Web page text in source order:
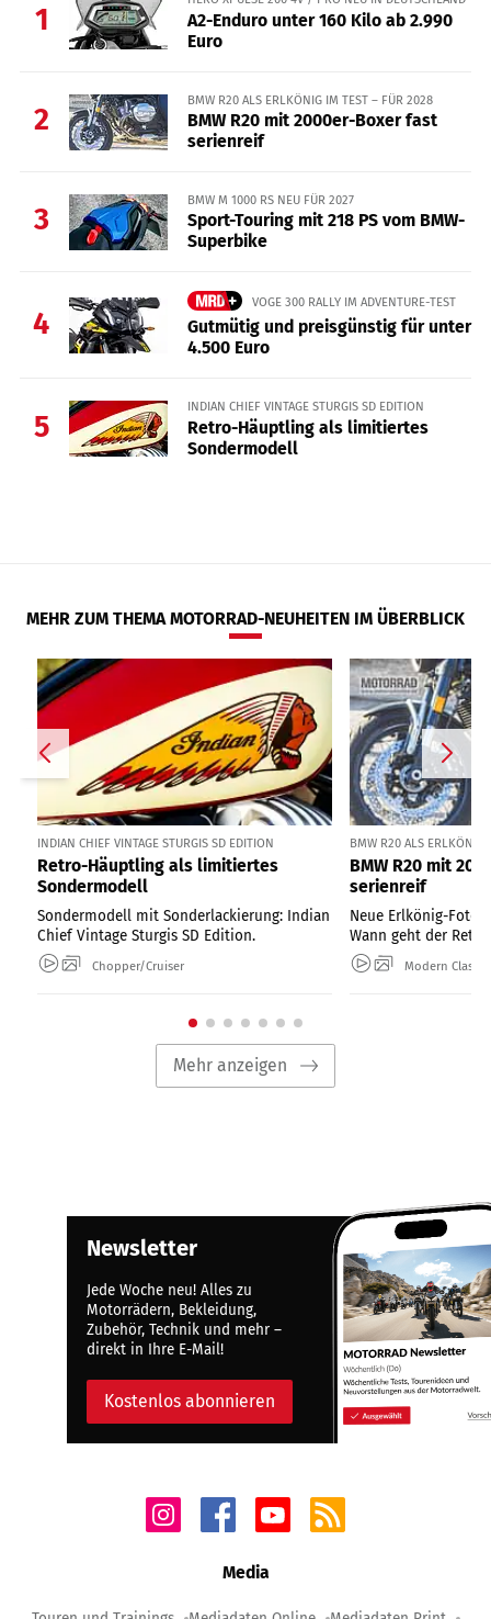
1
A2-Enduro unter 160 Kilo ab 2.990
Euro
2
BMW R20 ALS ERLKÖNIG IM TEST – FÜR 2028
BMW R20 mit 2000er-Boxer fast
serienreif
3
BMW M 1000 RS NEU FÜR 2027
Sport-Touring mit 218 PS vom BMW-
Superbike
4
VOGE 300 RALLY IM ADVENTURE-TEST
Gutmütig und preisgünstig für unter
4.500 Euro
5
INDIAN CHIEF VINTAGE STURGIS SD EDITION
Retro-Häuptling als limitiertes
Sondermodell
MEHR ZUM THEMA MOTORRAD-NEUHEITEN IM ÜBERBLICK
INDIAN CHIEF VINTAGE STURGIS SD EDITION
Retro-Häuptling als limitiertes
Sondermodell
Sondermodell mit Sonderlackierung: Indian
Chief Vintage Sturgis SD Edition.
Chopper/Cruiser
BMW R20 ALS ERLKÖNIG
BMW R20 mit
serienreif
Neue Erlkönig-Fotos
Wann geht der
Modern Classic
Mehr anzeigen
Newsletter
Jede Woche neu! Alles zu
Motorrädern, Bekleidung,
Zubehör, Technik und mehr –
direkt in Ihre E-Mail!
Kostenlos abonnieren
Media